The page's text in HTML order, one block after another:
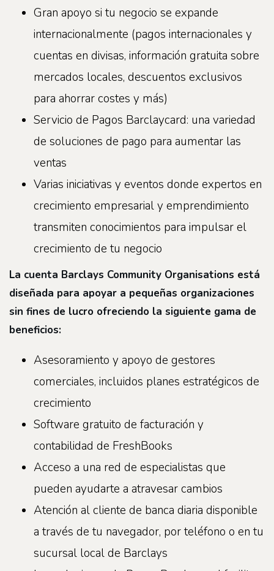
Gran apoyo si tu negocio se expande
internacionalmente (pagos internacionales y
cuentas en divisas, información gratuita sobre
mercados locales, descuentos exclusivos
para ahorrar costes y más)
Servicio de Pagos Barclaycard: una variedad
de soluciones de pago para aumentar las
ventas
Varias iniciativas y eventos donde expertos en
crecimiento empresarial y emprendimiento
transmiten conocimientos para impulsar el
crecimiento de tu negocio
La cuenta Barclays Community Organisations está
diseñada para apoyar a pequeñas organizaciones
sin fines de lucro ofreciendo la siguiente gama de
beneficios:
Asesoramiento y apoyo de gestores
comerciales, incluidos planes estratégicos de
crecimiento
Software gratuito de facturación y
contabilidad de FreshBooks
Acceso a una red de especialistas que
pueden ayudarte a atravesar cambios
Atención al cliente de banca diaria disponible
a través de tu navegador, por teléfono o en tu
sucursal local de Barclays